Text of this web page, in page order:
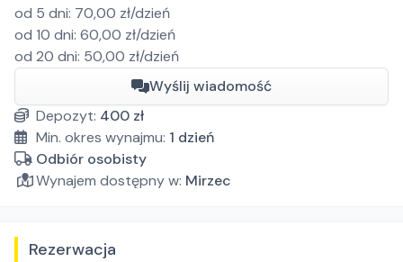
od 5 dni: 70,00 zł/dzień
od 10 dni: 60,00 zł/dzień
od 20 dni: 50,00 zł/dzień
Wyślij wiadomość
Depozyt: 400 zł
Min. okres wynajmu: 1 dzień
Odbiór osobisty
Wynajem dostępny w: Mirzec
Rezerwacja